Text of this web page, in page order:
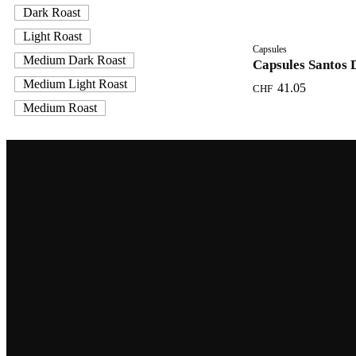
Dark Roast
Light Roast
Medium Dark Roast
Medium Light Roast
Medium Roast
Capsules
Capsules Santos
CHF 41.05